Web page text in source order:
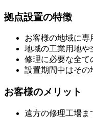
拠点設置の特徴
お客様の地域に専
地域の工業用地や
修理に必要な全て
設置期間中はその
お客様のメリット
遠方の修理工場ま